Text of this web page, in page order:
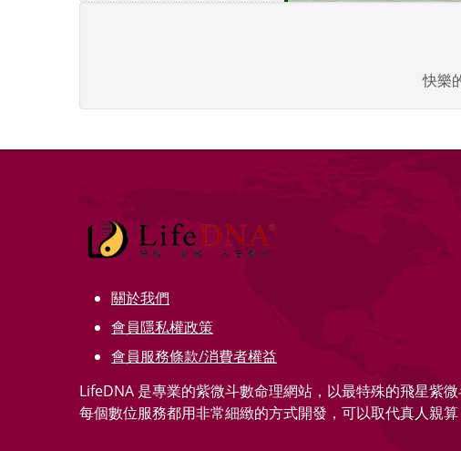
快樂
關於我們
會員隱私權政策
會員服務條款/消費者權益
LifeDNA 是專業的紫微斗數命理網站，以最特殊的飛星紫微
每個數位服務都用非常細緻的方式開發，可以取代真人親算